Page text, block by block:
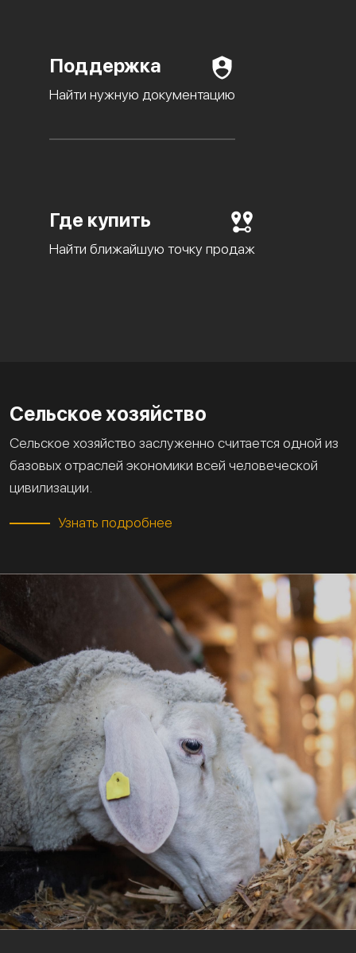
Поддержка
Найти нужную документацию
Где купить
Найти ближайшую точку продаж
Сельское хозяйство
Сельское хозяйство заслуженно считается одной из
базовых отраслей экономики всей человеческой
цивилизации.
Узнать подробнее